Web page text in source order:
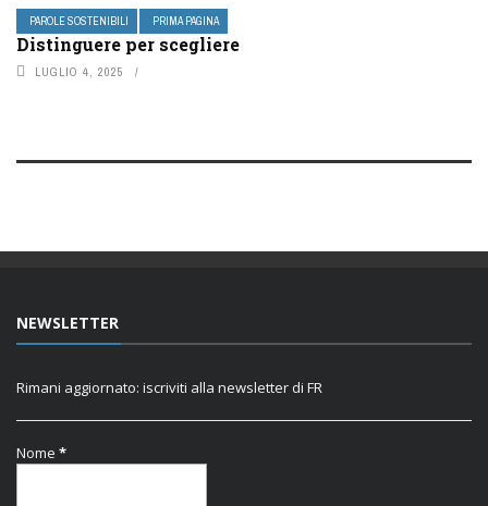
PAROLE SOSTENIBILI PRIMA PAGINA
Distinguere per scegliere
LUGLIO 4, 2025
NEWSLETTER
Rimani aggiornato: iscriviti alla newsletter di FR
Nome *